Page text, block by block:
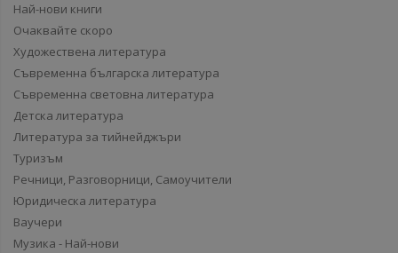
Най-нови книги
Очаквайте скоро
Художествена литература
Съвременна българска литература
Съвременна световна литература
Детска литература
Литература за тийнейджъри
Туризъм
Речници, Разговорници, Самоучители
Юридическа литература
Ваучери
Музика - Най-нови